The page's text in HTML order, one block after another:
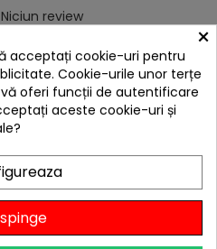
Niciun review
în Coș
IN ACEEASI
×
acceptați cookie-uri pentru
Cookie-urile unor terțe
oferi funcții de autentificare
aceste cookie-uri și